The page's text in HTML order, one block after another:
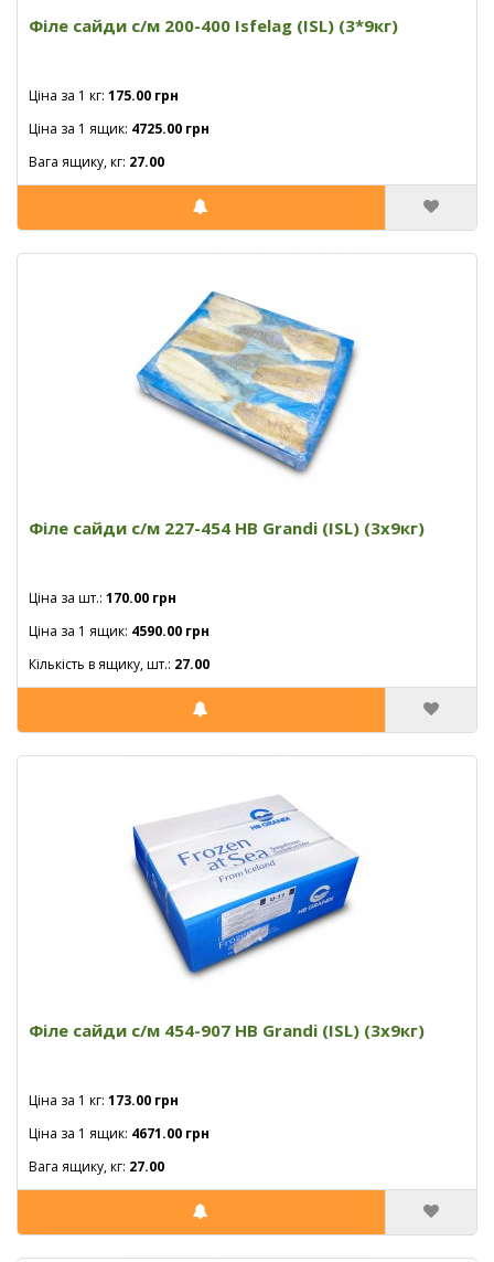
Філе сайди с/м 200-400 Isfelag (ISL) (3*9кг)
Ціна за 1 кг: 175.00 грн
Ціна за 1 ящик: 4725.00 грн
Вага ящику, кг: 27.00
Філе сайди с/м 227-454 HB Grandi (ISL) (3x9кг)
Ціна за шт.: 170.00 грн
Ціна за 1 ящик: 4590.00 грн
Кількість в ящику, шт.: 27.00
Філе сайди с/м 454-907 HB Grandi (ISL) (3x9кг)
Ціна за 1 кг: 173.00 грн
Ціна за 1 ящик: 4671.00 грн
Вага ящику, кг: 27.00